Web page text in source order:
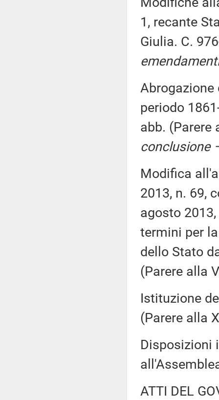
1, recante
Giulia. C.
periodo
abb.
conclusione
Modifica
2013, n. 69,
agosto
termini per
dello Stato
(Parere alla
Istituzione
(Parere alla
Disposizioni
ATTI DEL